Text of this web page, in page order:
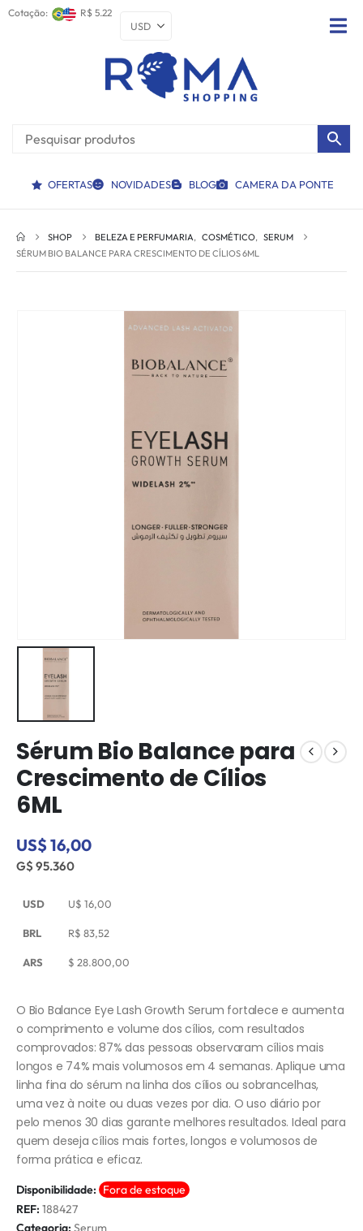
Cotação: R$ 5.22
OFERTAS NOVIDADES BLOG CAMERA DA PONTE
SHOP BELEZA E PERFUMARIA, COSMÉTICO, SERUM
SÉRUM BIO BALANCE PARA CRESCIMENTO DE CÍLIOS 6ML
Sérum Bio Balance para
Crescimento de Cílios
6ML
US$ 16,00
G$ 95.360
USD U$ 16,00
BRL R$ 83,52
ARS $ 28.800,00
O Bio Balance Eye Lash Growth Serum fortalece e aumenta
o comprimento e volume dos cílios, com resultados
comprovados: 87% das pessoas observaram cílios mais
longos e 74% mais volumosos em 4 semanas. Aplique uma
linha fina do sérum na linha dos cílios ou sobrancelhas,
uma vez à noite ou duas vezes por dia. O uso diário por
pelo menos 30 dias garante melhores resultados. Ideal para
quem deseja cílios mais fortes, longos e volumosos de
forma prática e eficaz.
Disponibilidade: Fora de estoque
REF: 188427